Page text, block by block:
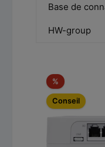
Base de
HW-group
Ignorer la
%Réduction
Conseil